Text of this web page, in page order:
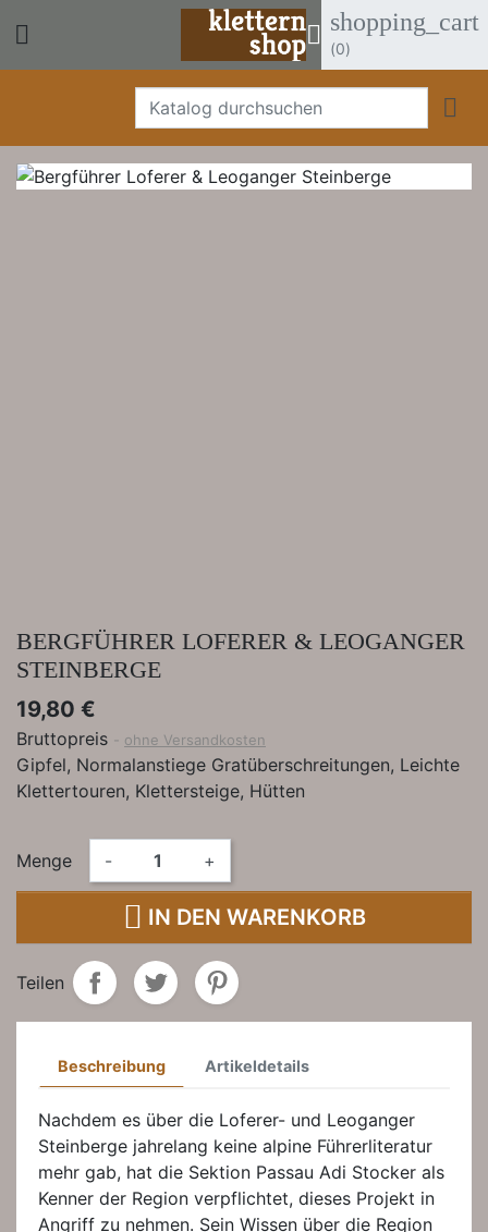
  shopping_cart
(0)

BERGFÜHRER LOFERER & LEOGANGER
STEINBERGE
19,80 €
Bruttopreis ohne Versandkosten
Gipfel, Normalanstiege Gratüberschreitungen, Leichte
Klettertouren, Klettersteige, Hütten
Menge - +
 IN DEN WARENKORB
Teilen
Beschreibung Artikeldetails
Nachdem es über die Loferer- und Leoganger
Steinberge jahrelang keine alpine Führerliteratur
mehr gab, hat die Sektion Passau Adi Stocker als
Kenner der Region verpflichtet, dieses Projekt in
Angriff zu nehmen. Sein Wissen über die Region